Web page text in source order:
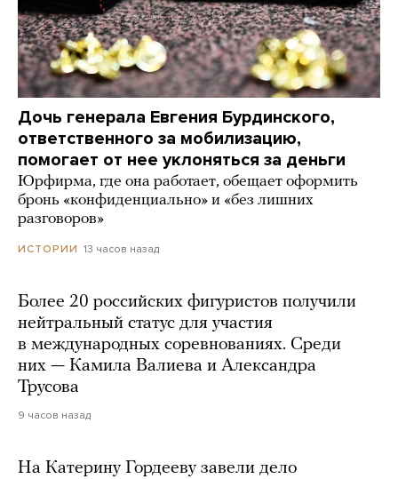
Дочь генерала Евгения Бурдинского,
ответственного за мобилизацию,
помогает от нее уклоняться за деньги
Юрфирма, где она работает, обещает оформить
бронь «конфиденциально» и «без лишних
разговоров»
ИСТОРИИ 13 часов назад
Более 20 российских фигуристов получили
нейтральный статус для участия
в международных соревнованиях. Среди
них — Камила Валиева и Александра
Трусова
9 часов назад
На Катерину Гордееву завели дело